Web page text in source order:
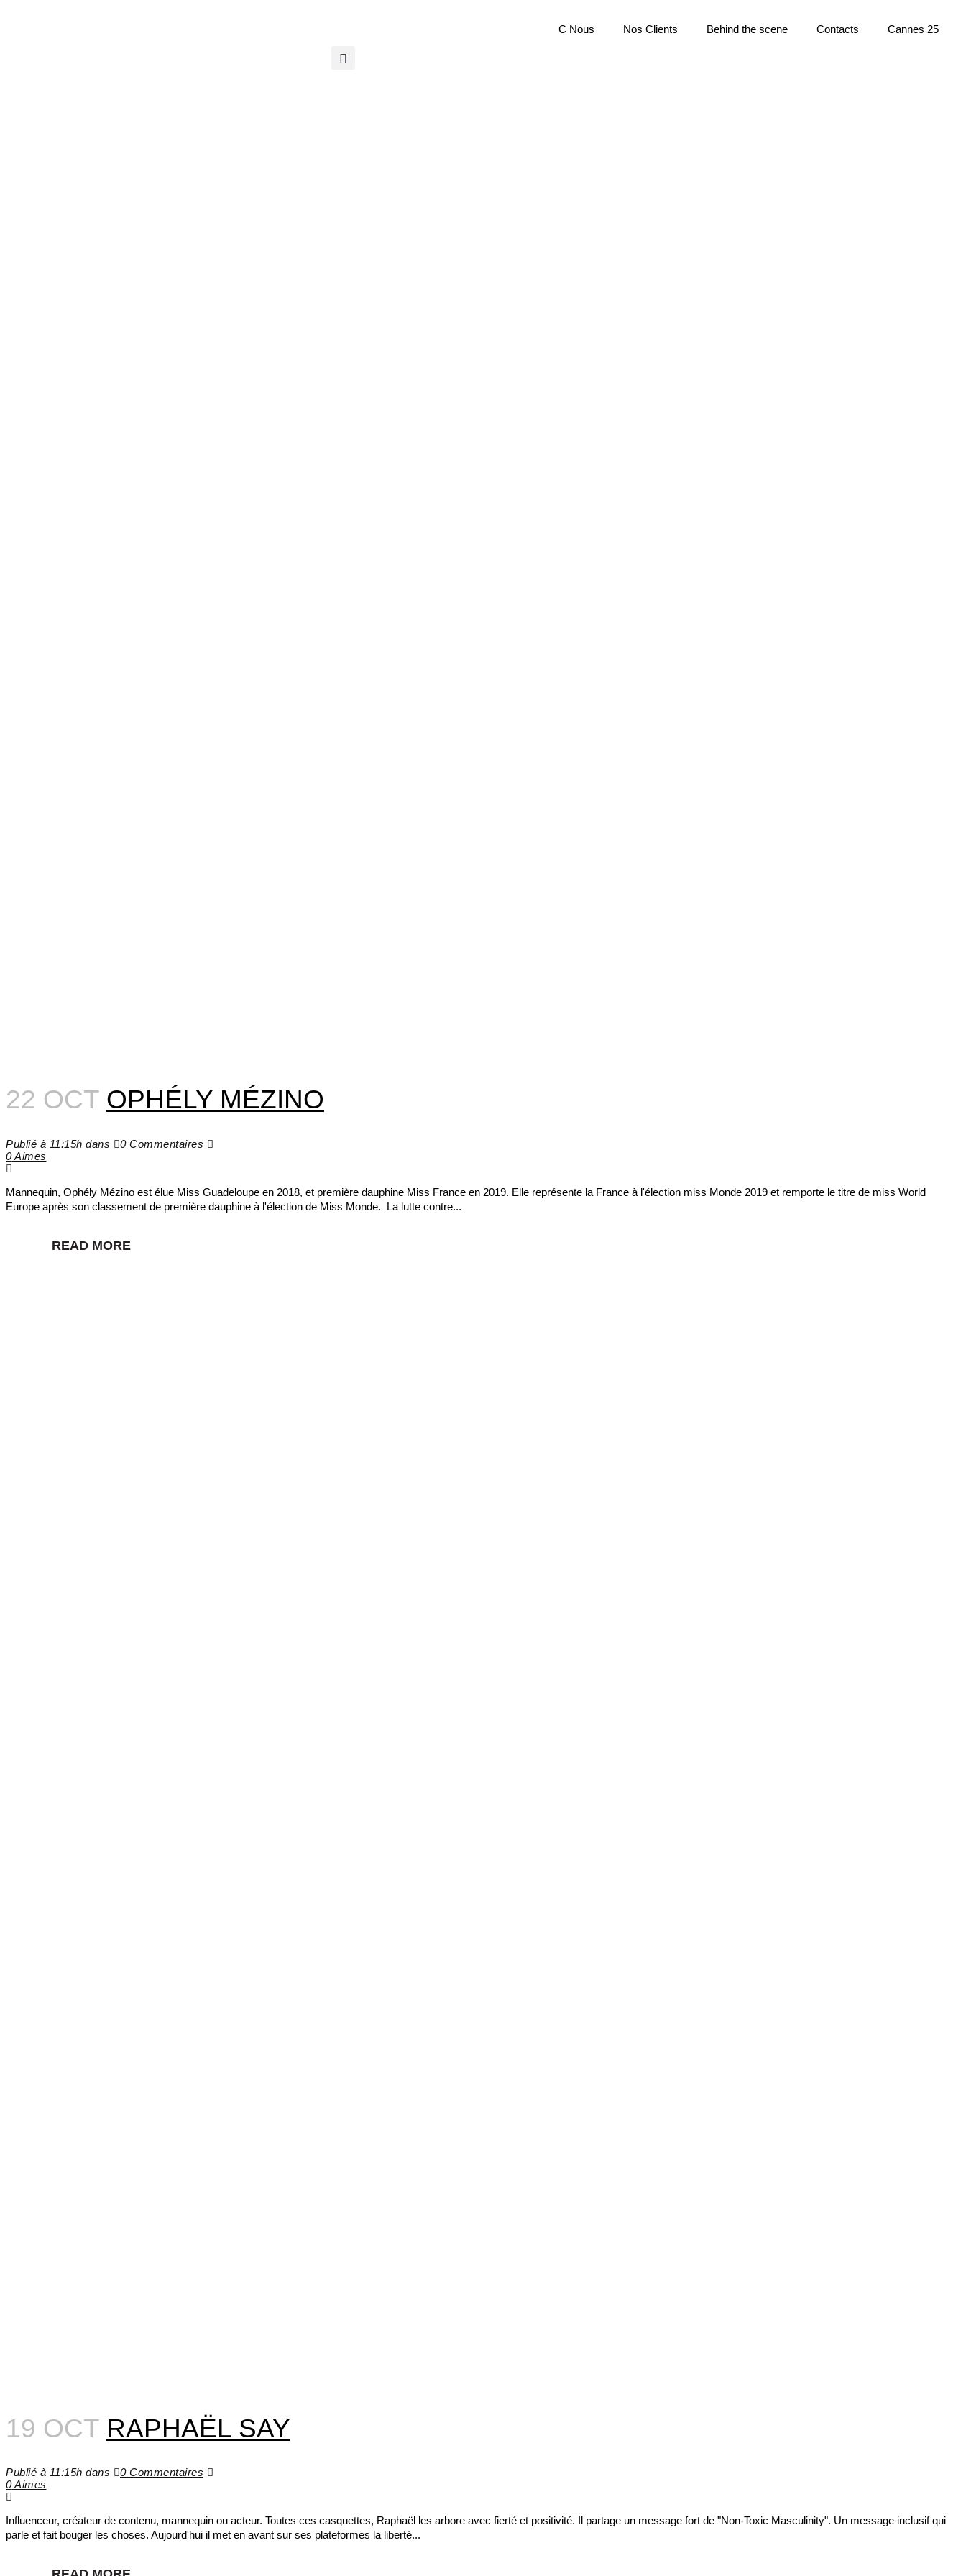
C Nous Nos Clients Behind the scene Contacts Cannes 25
22 OCT OPHÉLY MÉZINO
Publié à 11:15h dans
0 Commentaires
0Aimes
Mannequin, Ophély Mézino est élue Miss Guadeloupe en 2018, et première dauphine Miss France en 2019. Elle représente la France à l'élection miss Monde 2019 et remporte le titre de miss World
Europe après son classement de première dauphine à l'élection de Miss Monde. La lutte contre...
READ MORE
19 OCT RAPHAËL SAY
Publié à 11:15h dans
0 Commentaires
0Aimes
Influenceur, créateur de contenu, mannequin ou acteur. Toutes ces casquettes, Raphaël les arbore avec fierté et positivité. Il partage un message fort de "Non-Toxic Masculinity". Un message inclusif qui
parle et fait bouger les choses. Aujourd'hui il met en avant sur ses plateformes la liberté...